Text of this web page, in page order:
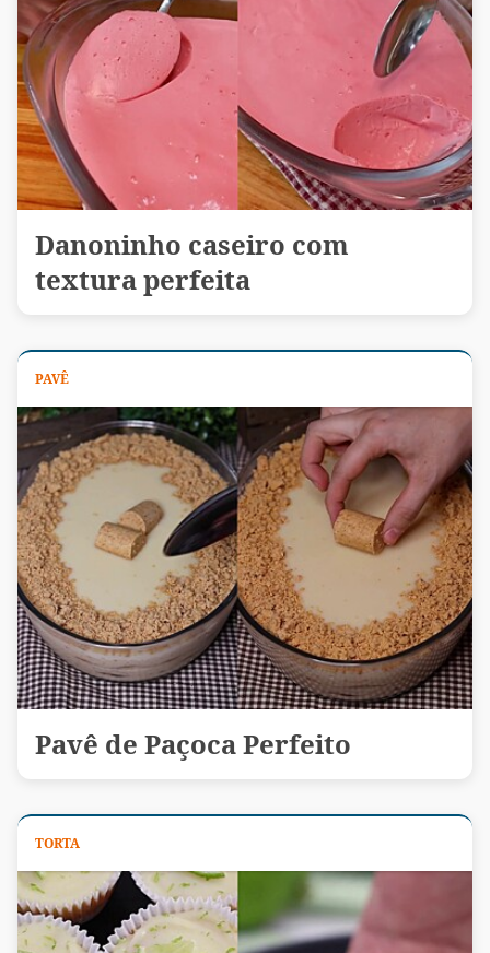
Danoninho caseiro com
textura perfeita
PAVÊ
Pavê de Paçoca Perfeito
TORTA